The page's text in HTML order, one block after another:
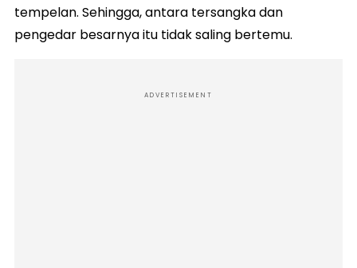
tempelan. Sehingga, antara tersangka dan
pengedar besarnya itu tidak saling bertemu.
ADVERTISEMENT